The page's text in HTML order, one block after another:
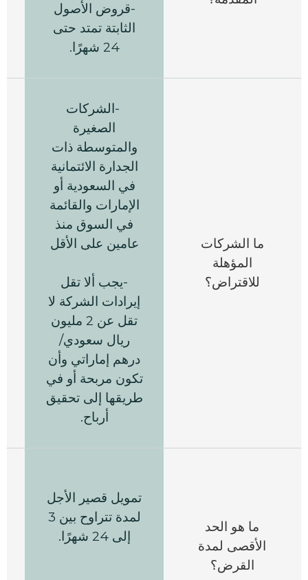
-قروض الأصول
الثابتة تمتد حتى
24 شهرًا.
ما الشركات
المؤهلة
للاقتراض؟
-الشركات
الصغيرة
والمتوسطة ذات
الجدارة الائتمانية
في السعودية أو
الإمارات والقائمة
في السوق منذ
عامين على الأقل
-يجب ألا تقل
إيرادات الشركة لا
تقل عن 2 مليون
ريال سعودي/
درهم إماراتي وأن
تكون مربحة أو في
طريقها إلى تحقيق
أرباح.
ما هو الحد
الأقصى لمدة
القرض؟
تمويل قصير الأجل
لمدة تتراوح بين 3
إلى 24 شهرًا.